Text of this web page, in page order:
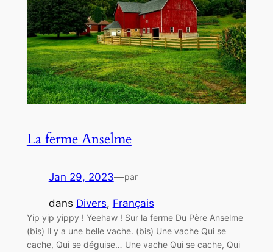
La ferme Anselme
Jan 29, 2023—par
dans Divers, Français
Yip yip yippy ! Yeehaw ! Sur la ferme Du Père Anselme
(bis) Il y a une belle vache. (bis) Une vache Qui se
cache, Qui se déguise… Une vache Qui se cache, Qui